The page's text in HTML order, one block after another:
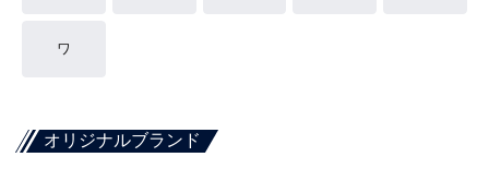
ワ
オリジナルブランド